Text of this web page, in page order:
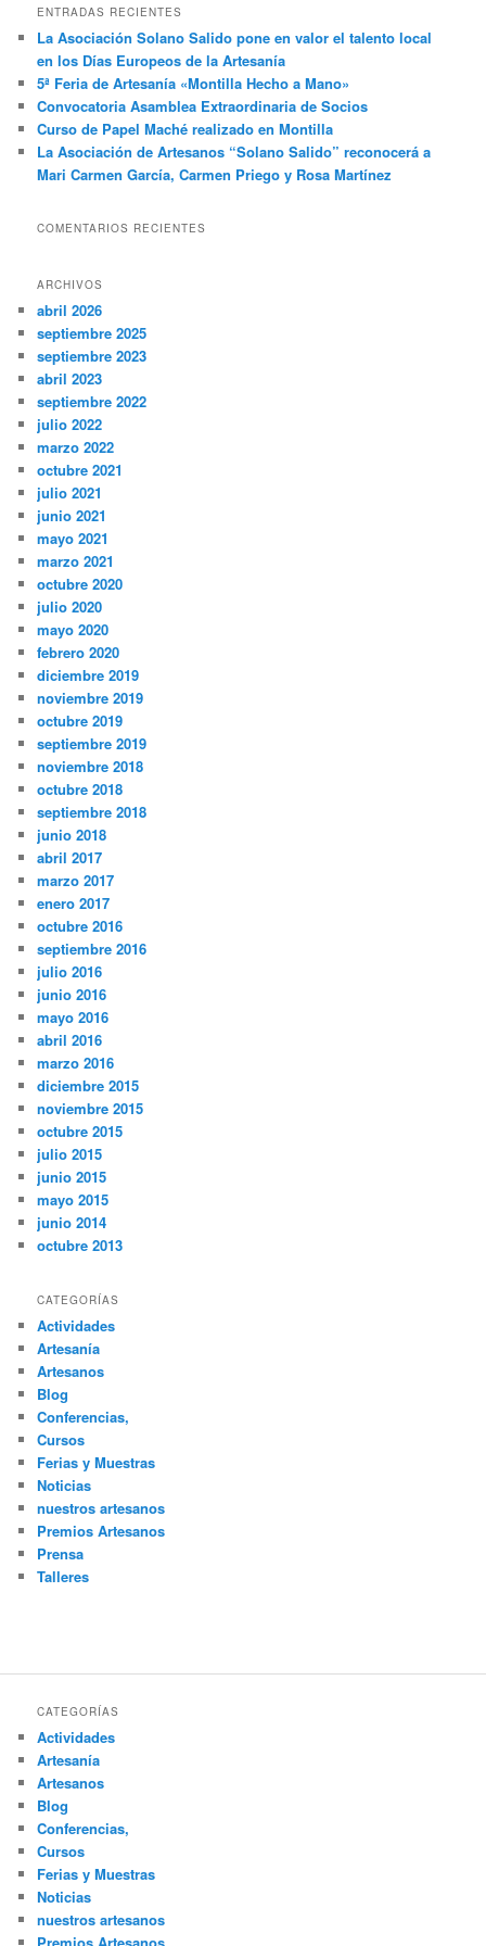
ENTRADAS RECIENTES
La Asociación Solano Salido pone en valor el talento local
en los Días Europeos de la Artesanía
5ª Feria de Artesanía «Montilla Hecho a Mano»
Convocatoria Asamblea Extraordinaria de Socios
Curso de Papel Maché realizado en Montilla
La Asociación de Artesanos “Solano Salido” reconocerá a
Mari Carmen García, Carmen Priego y Rosa Martínez
COMENTARIOS RECIENTES
ARCHIVOS
abril 2026
septiembre 2025
septiembre 2023
abril 2023
septiembre 2022
julio 2022
marzo 2022
octubre 2021
julio 2021
junio 2021
mayo 2021
marzo 2021
octubre 2020
julio 2020
mayo 2020
febrero 2020
diciembre 2019
noviembre 2019
octubre 2019
septiembre 2019
noviembre 2018
octubre 2018
septiembre 2018
junio 2018
abril 2017
marzo 2017
enero 2017
octubre 2016
septiembre 2016
julio 2016
junio 2016
mayo 2016
abril 2016
marzo 2016
diciembre 2015
noviembre 2015
octubre 2015
julio 2015
junio 2015
mayo 2015
junio 2014
octubre 2013
CATEGORÍAS
Actividades
Artesanía
Artesanos
Blog
Conferencias,
Cursos
Ferias y Muestras
Noticias
nuestros artesanos
Premios Artesanos
Prensa
Talleres
CATEGORÍAS
Actividades
Artesanía
Artesanos
Blog
Conferencias,
Cursos
Ferias y Muestras
Noticias
nuestros artesanos